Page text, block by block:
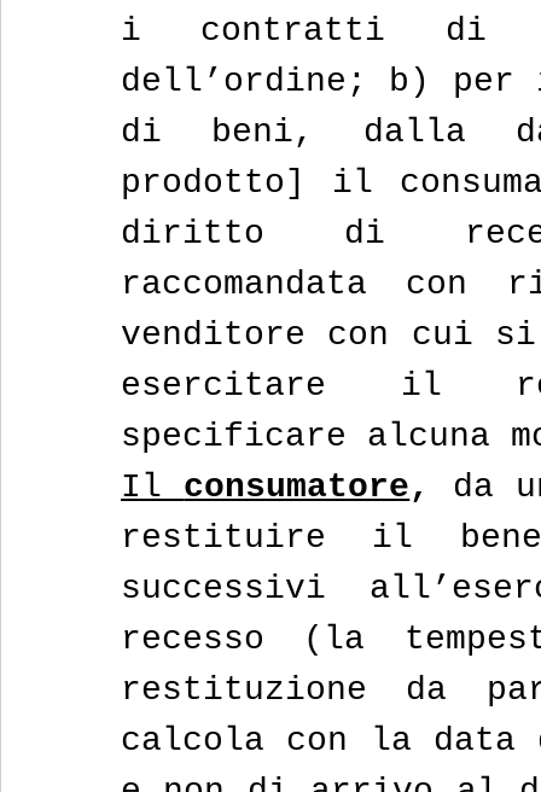
i contratti di
dell’ordine; b)
di beni, dalla
prodotto] il
diritto di
raccomandata
venditore con cui
esercitare il
specificare alcuna
Il consumatore,
da
restituire il
successivi
recesso (la
restituzione da
calcola con la data